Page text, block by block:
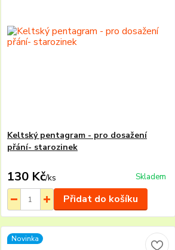
Keltský pentagram - pro dosažení
přání- starozinek
130 Kč/ks Skladem
Přidat do košíku
Novinka